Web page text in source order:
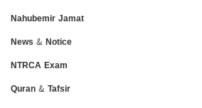
Nahubemir Jamat
News & Notice
NTRCA Exam
Quran & Tafsir